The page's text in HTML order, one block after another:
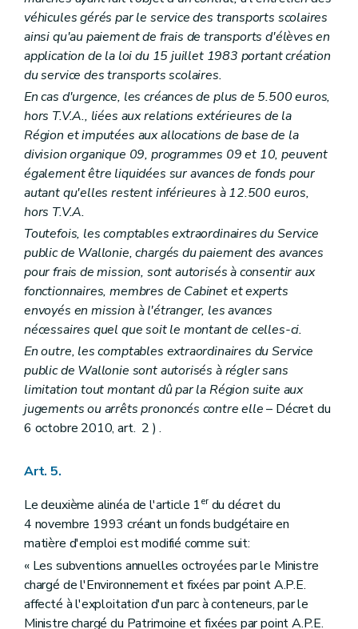
Chapitre V Dette
Art. 114
Art. 115
Art. 116
Art. 117
Chapitre VI Section particulière
Art. 118
Art. 119
Art. 120
Chapitre VII Entreprises régionales
Art. 121
Art. 122
Chapitre VIII Services à gestion séparée
Art. 123
Chapitre IX
Art. 124
Art. 125
Art. 126
Art. 127
Art. 128
Art. 129
Art. 130
Art. 131
Art. 132
Art. 133
Art. 134
Art. 135
Art. 136
Art. 137
Art. 139
Art. 140
Art. 141
Chapitre X Dispositions diverses
Art. 142
Art. 143
Art. 144
Art. 145
Art. 146
Art. 147
Art. 148
véhicules gérés par le service des transports scolaires
ainsi qu'au paiement de frais de transports d'élèves en
application de la loi du 15 juillet 1983 portant création
du service des transports scolaires.
En cas d'urgence, les créances de plus de 5.500 euros,
hors T.V.A., liées aux relations extérieures de la
Région et imputées aux allocations de base de la
division organique 09, programmes 09 et 10, peuvent
également être liquidées sur avances de fonds pour
autant qu'elles restent inférieures à 12.500 euros,
hors T.V.A.
Toutefois, les comptables extraordinaires du Service
public de Wallonie, chargés du paiement des avances
pour frais de mission, sont autorisés à consentir aux
fonctionnaires, membres de Cabinet et experts
envoyés en mission à l'étranger, les avances
nécessaires quel que soit le montant de celles-ci.
En outre, les comptables extraordinaires du Service
public de Wallonie sont autorisés à régler sans
limitation tout montant dû par la Région suite aux
jugements ou arrêts prononcés contre elle– Décret du
6 octobre 2010, art. 2 ) .
Art. 5.
Le deuxième alinéa de l'article 1erdu décret du
4 novembre 1993 créant un fonds budgétaire en
matière d'emploi est modifié comme suit:
« Les subventions annuelles octroyées par le Ministre
chargé de l'Environnement et fixées par point A.P.E.
affecté à l'exploitation d'un parc à conteneurs, par le
Ministre chargé du Patrimoine et fixées par point A.P.E.